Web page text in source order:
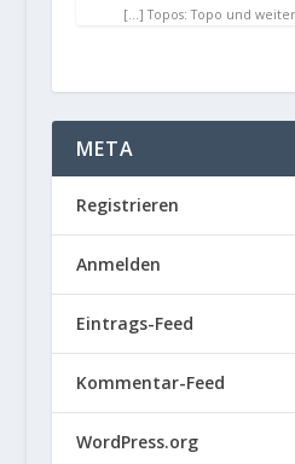
[…] Topos: Topo und
META
Registrieren
Anmelden
Eintrags-Feed
Kommentar-Feed
WordPress.org